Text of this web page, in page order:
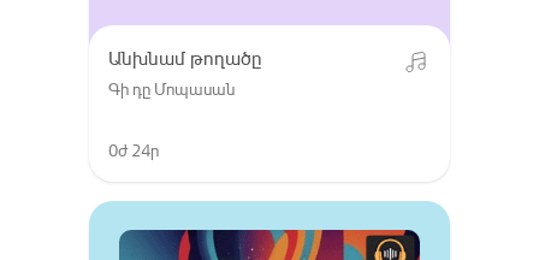
Անխնամ թողածը
Գի դը Մոպասան
0ժ 24ր